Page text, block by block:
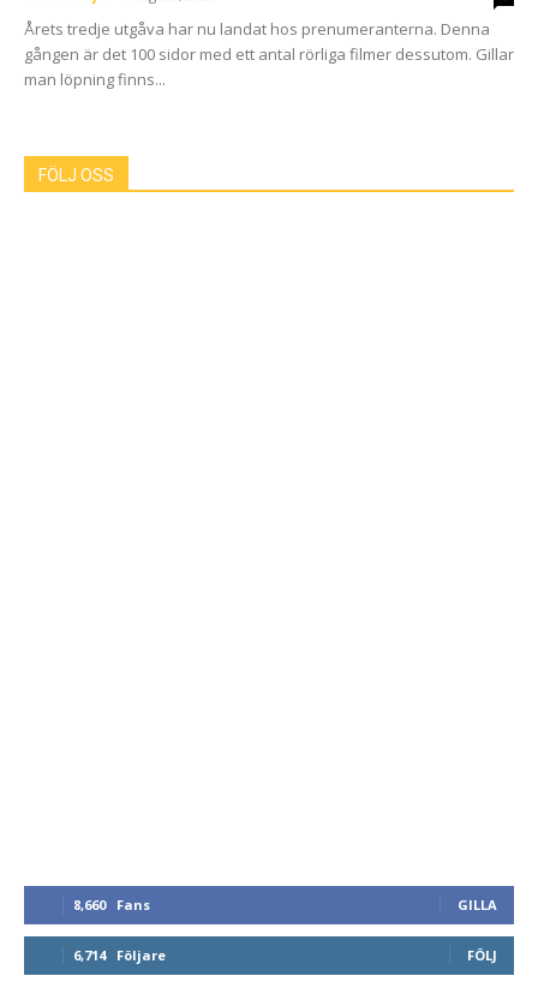
Årets tredje utgåva har nu landat hos prenumeranterna. Denna
gången är det 100 sidor med ett antal rörliga filmer dessutom. Gillar
man löpning finns...
FÖLJ OSS
8,660 Fans GILLA
6,714 Följare FÖLJ